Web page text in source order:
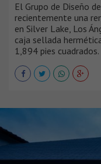
El Grupo de Diseño
recientemente una
en Silver Lake, Los
caja sellada
1,894 pies cuadrados.